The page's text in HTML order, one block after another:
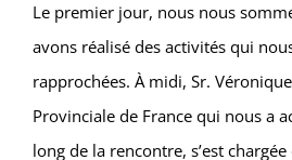
Le premier jour, nous nous
avons réalisé des activités qui
rapprochées. À midi, Sr.
Provinciale de France qui nous a
long de la rencontre, s’est